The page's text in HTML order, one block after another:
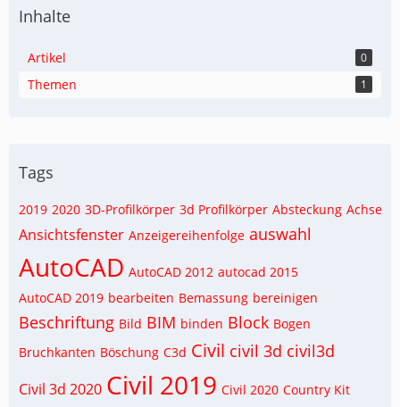
Inhalte
Artikel 0
Themen 1
Tags
2019 2020 3D-Profilkörper 3d Profilkörper Absteckung Achse
Ansichtsfenster Anzeigereihenfolge auswahl
AutoCAD AutoCAD 2012 autocad 2015
AutoCAD 2019 bearbeiten Bemassung bereinigen
Beschriftung Bild BIM binden Block Bogen
Bruchkanten Böschung C3d Civil civil 3d civil3d
Civil 3d 2020 Civil 2019 Civil 2020 Country Kit